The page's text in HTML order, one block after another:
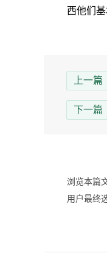
西他们基
上一篇
下一篇
浏览本篇
用户最终